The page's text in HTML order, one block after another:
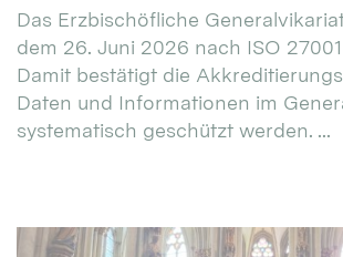
Das Erzbischöfliche
dem 26. Juni 2026 nach ISO
Damit bestätigt die
Daten und Informationen im
systematisch geschützt werden. ...